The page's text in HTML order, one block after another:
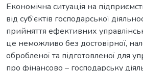
Економічна ситуація на
від суб’єктів господарської
прийняття ефективних
це неможливо без достовірної,
обробленої та підготовленої для
про фінансово – господарську